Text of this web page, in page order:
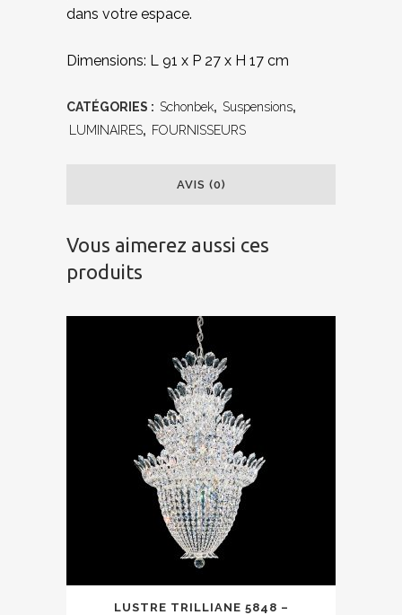
dans votre espace.
Dimensions: L 91 x P 27 x H 17 cm
CATÉGORIES : Schonbek, Suspensions,
LUMINAIRES, FOURNISSEURS
AVIS (0)
Vous aimerez aussi ces
produits
LUSTRE TRILLIANE 5848 –